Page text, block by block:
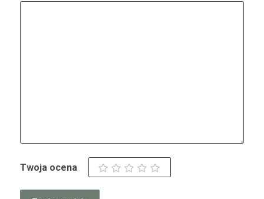
Twoja ocena